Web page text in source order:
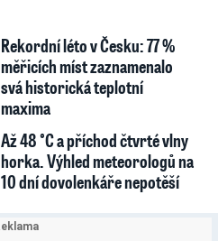
Rekordní léto v Česku: 77 %
měřicích míst zaznamenalo
svá historická teplotní
maxima
Až 48 °C a příchod čtvrté vlny
horka. Výhled meteorologů na
10 dní dovolenkáře nepotěší